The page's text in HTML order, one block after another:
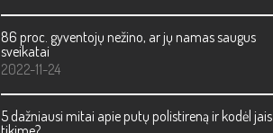
86 proc. gyventojų nežino, ar jų namas saugus
sveikatai
2022-11-24
5 dažniausi mitai apie putų polistireną ir kodėl jais